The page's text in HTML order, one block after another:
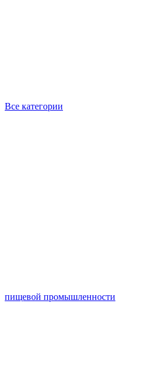
Все категории
пищевой промышленности